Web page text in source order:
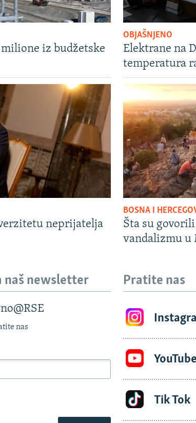
iz budžetske
OBJAŠNJENO
Elektrane na
temperatura
neprijatelja
BOSNA I
Šta su
vandalizmu u
naš newsletter
nas
Pratite nas
YouTube
Tik Tok